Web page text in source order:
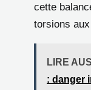
cette
torsions
LIRE
: danger